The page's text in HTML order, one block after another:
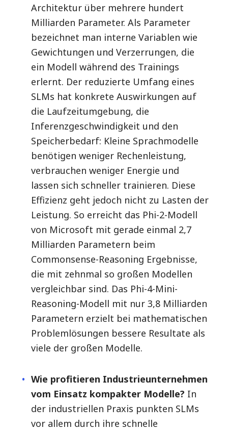
Architektur über mehrere hundert
Milliarden Parameter. Als Parameter
bezeichnet man interne Variablen wie
Gewichtungen und Verzerrungen, die
ein Modell während des Trainings
erlernt. Der reduzierte Umfang eines
SLMs hat konkrete Auswirkungen auf
die Laufzeitumgebung, die
Inferenzgeschwindigkeit und den
Speicherbedarf: Kleine Sprachmodelle
benötigen weniger Rechenleistung,
verbrauchen weniger Energie und
lassen sich schneller trainieren. Diese
Effizienz geht jedoch nicht zu Lasten der
Leistung. So erreicht das Phi-2-Modell
von Microsoft mit gerade einmal 2,7
Milliarden Parametern beim
Commonsense-Reasoning Ergebnisse,
die mit zehnmal so großen Modellen
vergleichbar sind. Das Phi-4-Mini-
Reasoning-Modell mit nur 3,8 Milliarden
Parametern erzielt bei mathematischen
Problemlösungen bessere Resultate als
viele der großen Modelle.
Wie profitieren Industrieunternehmen
vom Einsatz kompakter Modelle? In
der industriellen Praxis punkten SLMs
vor allem durch ihre schnelle